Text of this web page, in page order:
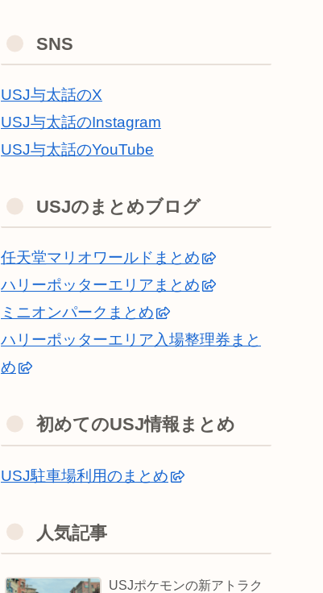
SNS
USJ与太話のX
USJ与太話のInstagram
USJ与太話のYouTube
USJのまとめブログ
任天堂マリオワールドまとめ
ハリーポッターエリアまとめ
ミニオンパークまとめ
ハリーポッターエリア入場整理券まと
め
初めてのUSJ情報まとめ
USJ駐車場利用のまとめ
人気記事
USJポケモンの新アトラク